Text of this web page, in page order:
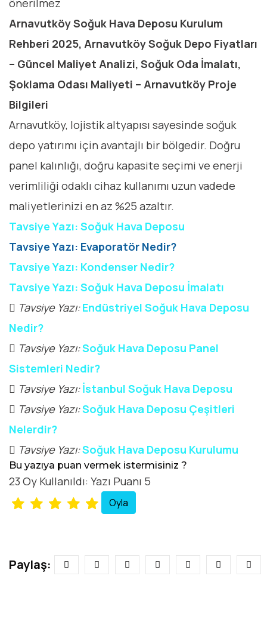
önerilmez
Arnavutköy Soğuk Hava Deposu Kurulum
Rehberi 2025, Arnavutköy Soğuk Depo Fiyatları
– Güncel Maliyet Analizi, Soğuk Oda İmalatı,
Şoklama Odası Maliyeti – Arnavutköy Proje
Bilgileri
Arnavutköy, lojistik altyapısı sayesinde soğuk
depo yatırımı için avantajlı bir bölgedir. Doğru
panel kalınlığı, doğru kapasite seçimi ve enerji
verimliliği odaklı cihaz kullanımı uzun vadede
maliyetlerinizi en az %25 azaltır.
Tavsiye Yazı: Soğuk Hava Deposu
Tavsiye Yazı: Evaporatör Nedir?
Tavsiye Yazı: Kondenser Nedir?
Tavsiye Yazı: Soğuk Hava Deposu İmalatı
Tavsiye Yazı:Endüstriyel Soğuk Hava Deposu
Nedir?
Tavsiye Yazı:Soğuk Hava Deposu Panel
Sistemleri Nedir?
Tavsiye Yazı:İstanbul Soğuk Hava Deposu
Tavsiye Yazı:Soğuk Hava Deposu Çeşitleri
Nelerdir?
Tavsiye Yazı:Soğuk Hava Deposu Kurulumu
Bu yazıya puan vermek istermisiniz ?
23 Oy Kullanıldı: Yazı Puanı 5
Paylaş: